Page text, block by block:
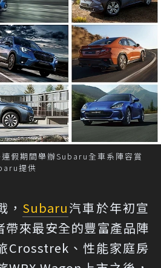
假期間舉辦Subaru全車系陣容賞
提供
， Subaru汽車於年初宣
帶來最安全的豐富產品陣
Crosstrek、性能家庭房